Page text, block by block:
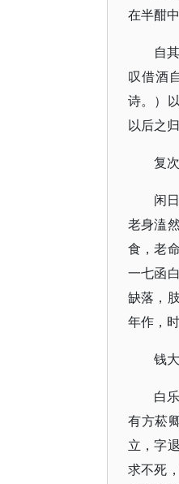
在半酣中
自
叹借酒
诗。）
以后之
复
闲
老身溘
食，老
一七函
缺落，
年作，
钱
白
有方菘
立，字
求不死